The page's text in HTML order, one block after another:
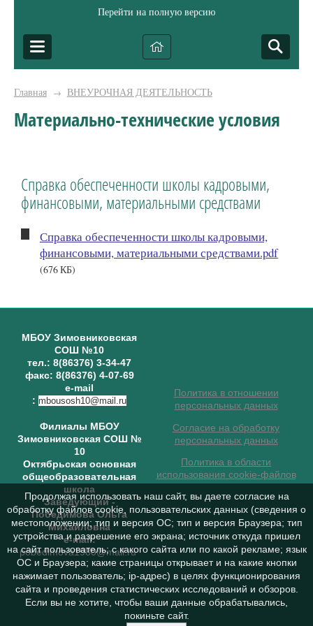
Перейти на полную версию
Главная → ВНЕУРОЧНАЯ ДЕЯТЕЛЬНОСТЬ
Материально-технические условия
Справка обеспеченности школы кадровыми,
финансовыми, материальными средствами
Справка обеспеченности школы кадровыми,
финансовыми, материальными средствами.pdf
(676 КБ)
МБОУ Зимовниковская
СОШ №10
тел.: 8(86376) 3-34-47
факс: 8(86376) 4-07-69
e-mail
: mbousosh10@mail.ru
Филиалы МБОУ
Зимовниковская СОШ №
10
Октябрьская основная
общеобразовательная
школа
Заведующий-
Победимова Ольга
Михайловна
e-mail:
pobedimova1980@mail.ru
Политика в отношении
персональных данных
Согласие на обработку
персональных данных
Политика в области
использования cookie-файлов
Продолжая использовать наш сайт, вы даете согласие на
обработку файлов cookie, пользовательских данных (сведения о
местоположении; тип и версия ОС; тип и версия Браузера; тип
устройства и разрешение его экрана; источник откуда пришел
на сайт пользователь; с какого сайта или по какой рекламе; язык
ОС и Браузера; какие страницы открывает и на какие кнопки
нажимает пользователь; ip-адрес) в целях функционирования
сайта и проведения статистических исследований и обзоров.
Если вы не хотите, чтобы ваши данные обрабатывались,
покиньте сайт.